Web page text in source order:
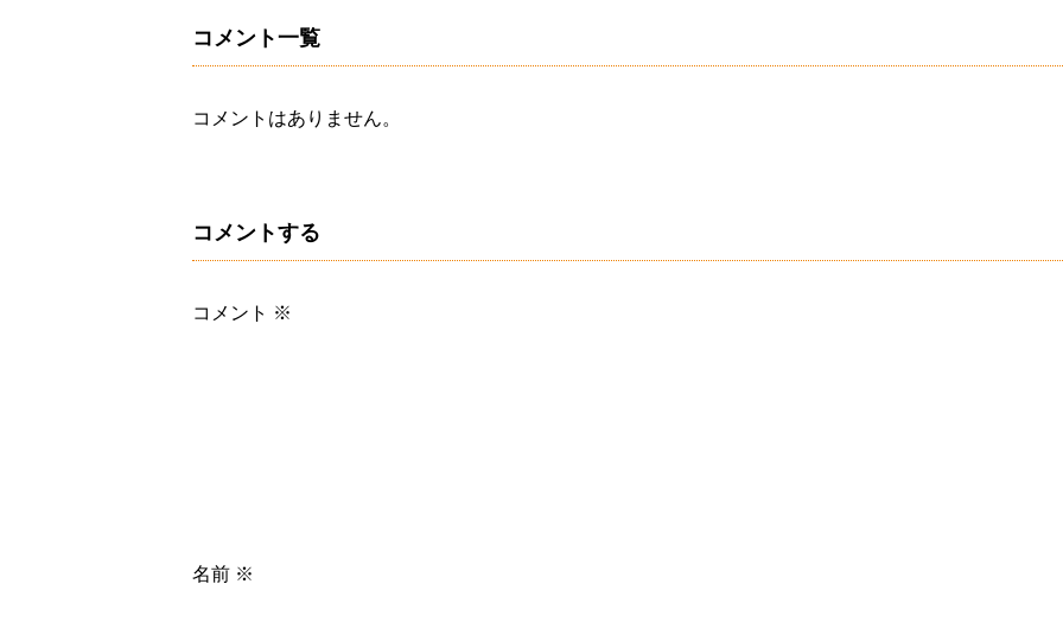
コメント一覧
コメントはありません。
コメントする
コメント ※
名前 ※